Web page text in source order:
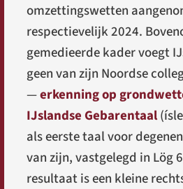
omzettingswetten
respectievelijk 2024.
gemedieerde kader voegt
geen van zijn Noordse
—erkenning op
IJslandse Gebarentaal(
als eerste taal voor
van zijn, vastgelegd in Lög
resultaat is een kleine